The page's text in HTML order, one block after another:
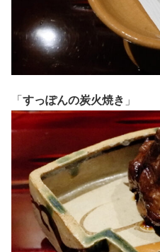
「 すっぽんの炭火焼き 」